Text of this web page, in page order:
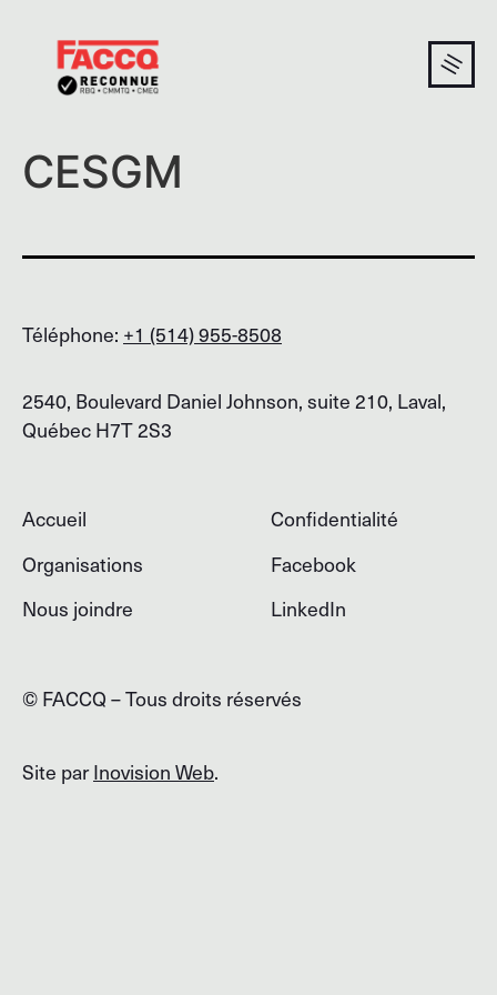
CESGM
Téléphone: +1 (514) 955-8508
2540, Boulevard Daniel Johnson, suite 210, Laval,
Québec H7T 2S3
Accueil
Organisations
Nous joindre
Confidentialité
Facebook
LinkedIn
© FACCQ – Tous droits réservés
Site parInovision Web.